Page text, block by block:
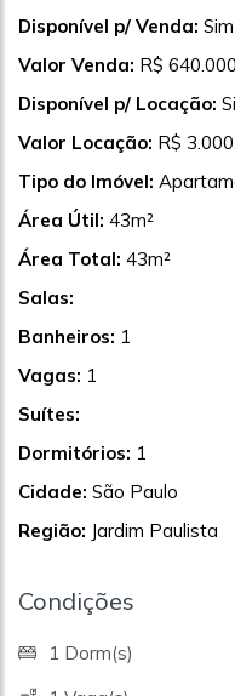
Disponível p/ Venda: Sim
Valor Venda: R$
Disponível p/ Locação:
Valor Locação: R$
Tipo do Imóvel:
Área Útil: 43m²
Área Total: 43m²
Salas:
Banheiros: 1
Vagas: 1
Suítes:
Dormitórios: 1
Cidade: São Paulo
Região: Jardim Paulista
Condições
1 Dorm(s)